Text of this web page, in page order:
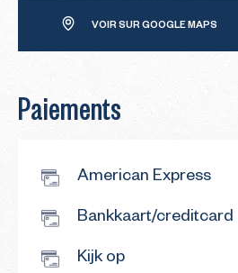
VOIR SUR GOOGLE MAPS
Paiements
American Express
Bankkaart/creditcard
Kijk op